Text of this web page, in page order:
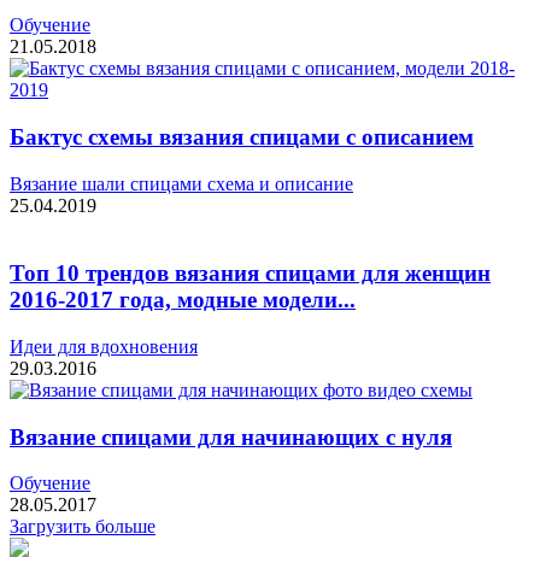
Обучение
21.05.2018
Бактус схемы вязания спицами с описанием
Вязание шали спицами схема и описание
25.04.2019
Топ 10 трендов вязания спицами для женщин
2016-2017 года, модные модели...
Идеи для вдохновения
29.03.2016
Вязание спицами для начинающих с нуля
Обучение
28.05.2017
Загрузить больше